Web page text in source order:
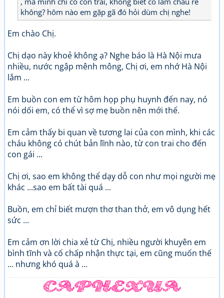
không? hôm nào em gặp gã đó hỏi dùm chị nghe!
Em chào Chị.
Chị dạo này khoẻ không ạ? Nghe báo là Hà Nội mưa
nhiều, nước ngập mênh mông, Chị ơi, em nhớ Hà Nội
lắm ...
Em buồn con em từ hôm họp phụ huynh đến nay, nó
nói dối em, có thể vì sợ mẹ buồn nên mới thế.
Em cảm thấy bi quan về tương lai của con mình, khi các
cháu không có chút bản lĩnh nào, từ con trai cho đến
con gái ...
Chị ơi, sao em không thể dạy dỗ con như mọi người mẹ
khác ...sao em bất tài quá ...
Buồn, em chỉ biết mượn thơ than thở, em vô dụng hết
sức ...
Em cảm ơn lời chia xẻ từ Chị, nhiều người khuyên em
bình tĩnh và cố chấp nhận thực tại, em cũng muốn thế
... nhưng khó quá à ...